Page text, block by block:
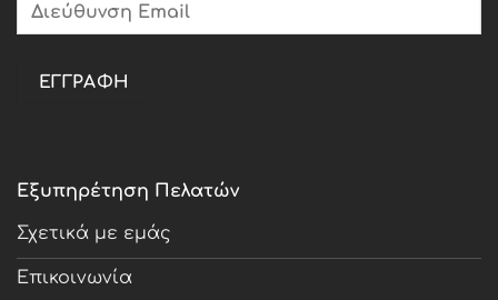
Εξυπηρέτηση Πελατών
Σχετικά με εμάς
Επικοινωνία